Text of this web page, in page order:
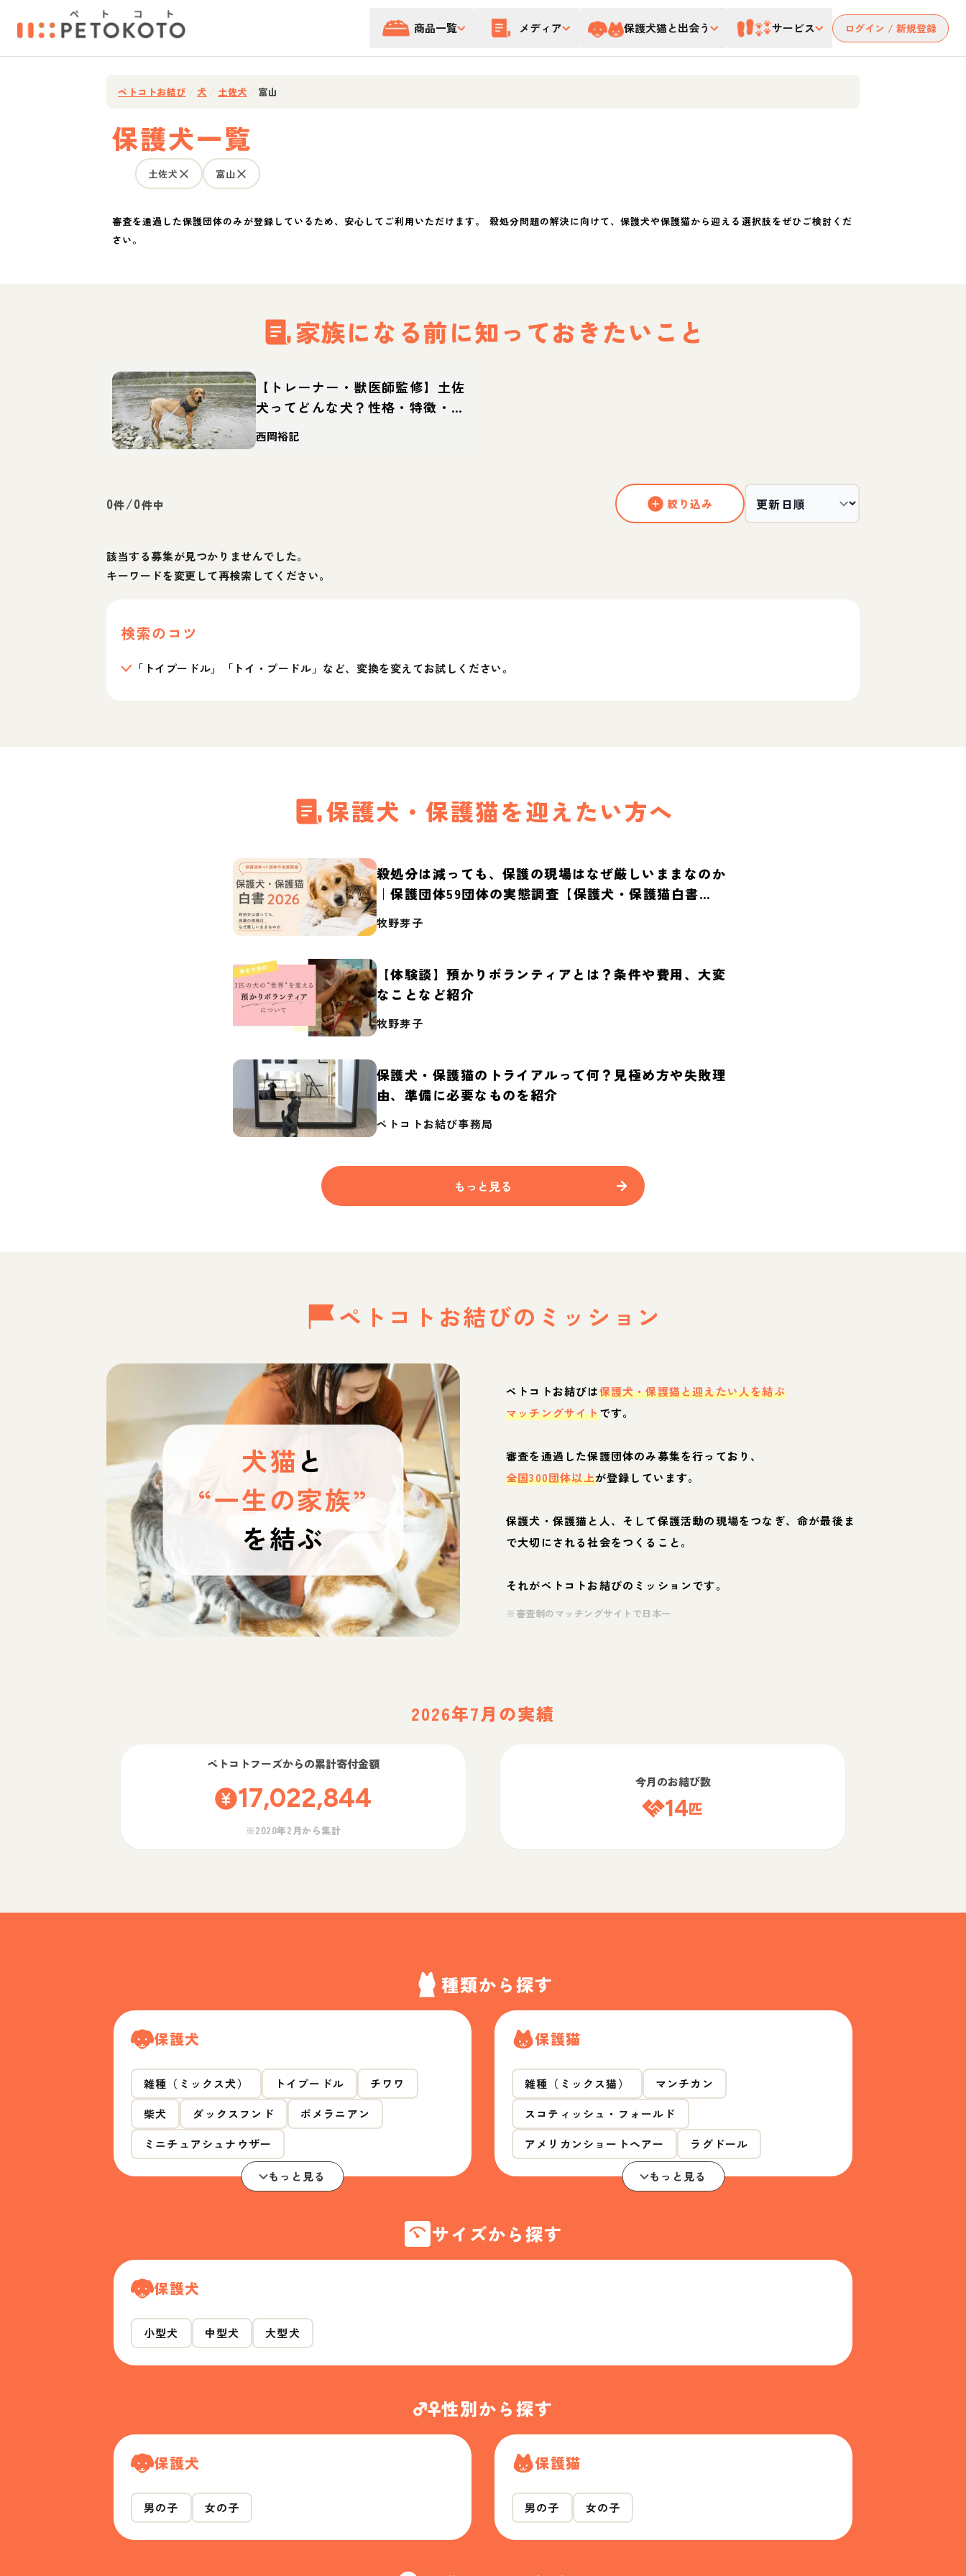
商品一覧 メディア 保護犬猫と出会う サービス ログイン / 新規登録
ペトコトお結び 犬 土佐犬 富山
保護犬一覧
土佐犬 富山
審査を通過した保護団体のみが登録しているため、安心してご利用いただけます。 殺処分問題の解決に向けて、保護犬や保護猫から迎える選択肢をぜひご検討くだ
さい。
家族になる前に知っておきたいこと
【トレーナー・獣医師監修】土佐
犬ってどんな犬？性格・特徴・育
て方・迎え方
西岡裕記
0件/0件中 絞り込み
該当する募集が見つかりませんでした。
キーワードを変更して再検索してください。
検索のコツ
「トイプードル」「トイ・プードル」など、変換を変えてお試しください。
保護犬・保護猫を迎えたい方へ
殺処分は減っても、保護の現場はなぜ厳しいままなのか
｜保護団体59団体の実態調査【保護犬・保護猫白書
2026】
牧野芽子
【体験談】預かりボランティアとは？条件や費用、大変
なことなど紹介
牧野芽子
保護犬・保護猫のトライアルって何？見極め方や失敗理
由、準備に必要なものを紹介
ペトコトお結び事務局
もっと見る
ペトコトお結びの ミッション
犬猫と
“一生の家族”
を結ぶ
ペトコトお結びは保護犬・保護猫と迎えたい人を結ぶ
マッチングサイトです。
審査を通過した保護団体のみ募集を行っており、
全国300団体以上が登録しています。
保護犬・保護猫と人、そして保護活動の現場をつなぎ、命が最後ま
で大切にされる社会をつくること。
それがペトコトお結びのミッションです。
※審査制のマッチングサイトで日本一
2026年7月の実績
ペトコトフーズからの累計寄付金額
17,022,844
※2020年2月から集計
今月のお結び数
14匹
種類から探す
保護犬
雑種（ミックス犬） トイプードル
チワワ
柴犬
ダックスフンド
ポメラニアン
ミニチュアシュナウザー
もっと見る
保護猫
雑種（ミックス猫）
マンチカン
スコティッシュ・フォールド
アメリカンショートヘアー
ラグドール
もっと見る
サイズから探す
保護犬
小型犬 中型犬 大型犬
性別から探す
保護犬
男の子 女の子
保護猫
男の子 女の子